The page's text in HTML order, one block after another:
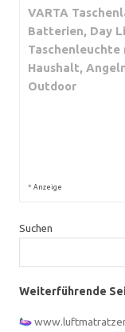
VARTA
Batterien, Day
Taschenleuchte
Haushalt,
Outdoor
* Anzeige
Suchen
Weiterführende